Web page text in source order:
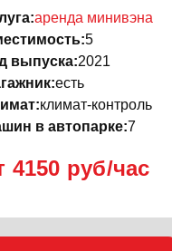
4150 руб/час
аренда минивэна
5
выпуска:2021
есть
климат-контроль
в автопарке:7